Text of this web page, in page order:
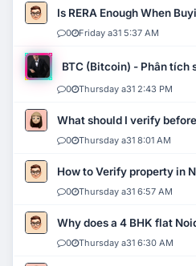
Is RERA Enough When
0 Friday a31 5:37 AM
BTC (Bitcoin) - Phân
0 Thursday a31 2:43 PM
What should I verify
0 Thursday a31 8:01 AM
How to Verify property in
0 Thursday a31 6:57 AM
Why does a 4 BHK flat
0 Thursday a31 6:30 AM